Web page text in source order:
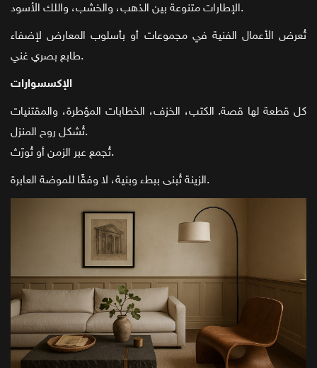
الإطارات متنوعة بين الذهب، والخشب، واللك الأسود.
تُعرض الأعمال الفنية في مجموعات أو بأسلوب المعارض لإضفاء
طابع بصري غني.
الإكسسوارات
كل قطعة لها قصة. الكتب، الخزف، الخطابات المؤطرة، والمقتنيات
تُشكل روح المنزل.
تُجمع عبر الزمن أو تُورّث.
الزينة تُبنى ببطء وبنية، لا وفقًا للموضة العابرة.